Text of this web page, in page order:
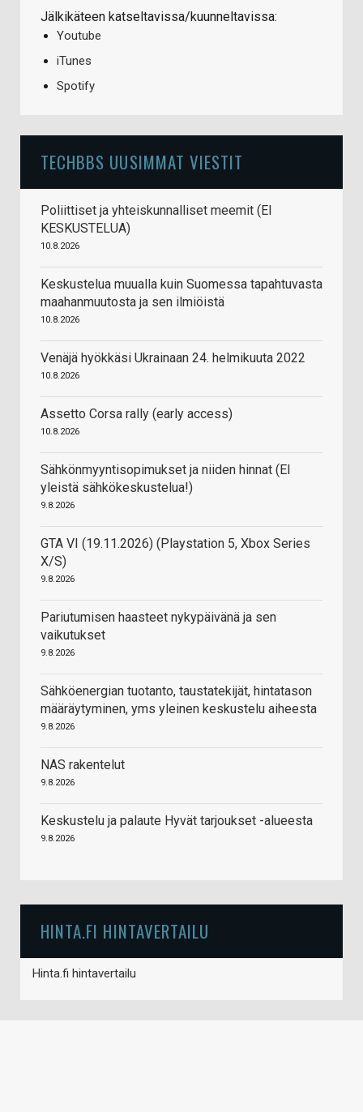
Jälkikäteen katseltavissa/kuunneltavissa:
Youtube
iTunes
Spotify
TECHBBS UUSIMMAT VIESTIT
Poliittiset ja yhteiskunnalliset meemit (EI
KESKUSTELUA)
10.8.2026
Keskustelua muualla kuin Suomessa tapahtuvasta
maahanmuutosta ja sen ilmiöistä
10.8.2026
Venäjä hyökkäsi Ukrainaan 24. helmikuuta 2022
10.8.2026
Assetto Corsa rally (early access)
10.8.2026
Sähkönmyyntisopimukset ja niiden hinnat (EI
yleistä sähkökeskustelua!)
9.8.2026
GTA VI (19.11.2026) (Playstation 5, Xbox Series
X/S)
9.8.2026
Pariutumisen haasteet nykypäivänä ja sen
vaikutukset
9.8.2026
Sähköenergian tuotanto, taustatekijät, hintatason
määräytyminen, yms yleinen keskustelu aiheesta
9.8.2026
NAS rakentelut
9.8.2026
Keskustelu ja palaute Hyvät tarjoukset -alueesta
9.8.2026
HINTA.FI HINTAVERTAILU
Hinta.fi hintavertailu